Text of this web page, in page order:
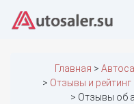
Главная
Отзывы и
Отзывы об